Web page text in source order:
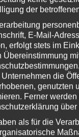
Führung ging es in
doch Lukas hielt
doch Mika
nach einem
Spannende und
Meister werden.
brachten.
der
E-Mail-
erfolgt stets im
Übereinstimmung
Unternehmen die
genutzten
Ferner
als für die